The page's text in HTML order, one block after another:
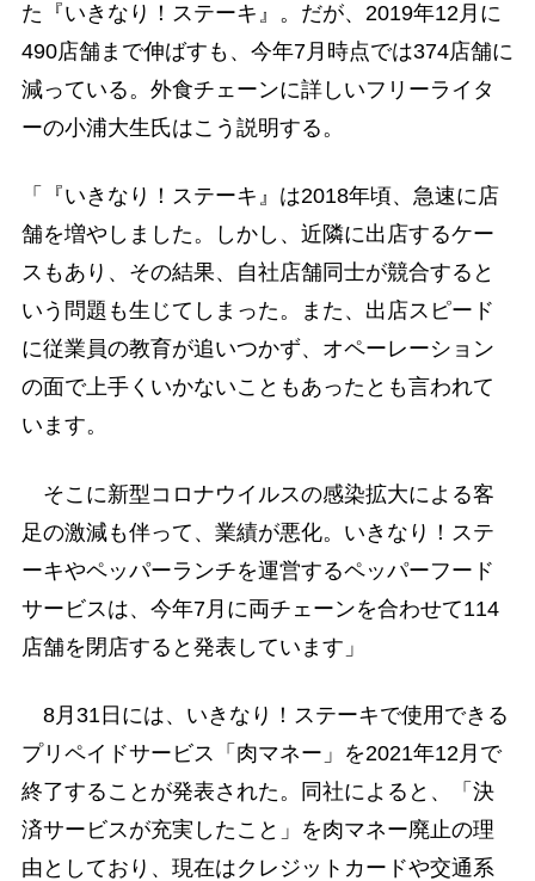
た『いきなり！ステーキ』。だが、2019年12月に
490店舗まで伸ばすも、今年7月時点では374店舗に
減っている。外食チェーンに詳しいフリーライタ
ーの小浦大生氏はこう説明する。
「『いきなり！ステーキ』は2018年頃、急速に店
舗を増やしました。しかし、近隣に出店するケー
スもあり、その結果、自社店舗同士が競合すると
いう問題も生じてしまった。また、出店スピード
に従業員の教育が追いつかず、オペーレーション
の面で上手くいかないこともあったとも言われて
います。
そこに新型コロナウイルスの感染拡大による客
足の激減も伴って、業績が悪化。いきなり！ステ
ーキやペッパーランチを運営するペッパーフード
サービスは、今年7月に両チェーンを合わせて114
店舗を閉店すると発表しています」
8月31日には、いきなり！ステーキで使用できる
プリペイドサービス「肉マネー」を2021年12月で
終了することが発表された。同社によると、「決
済サービスが充実したこと」を肉マネー廃止の理
由としており、現在はクレジットカードや交通系